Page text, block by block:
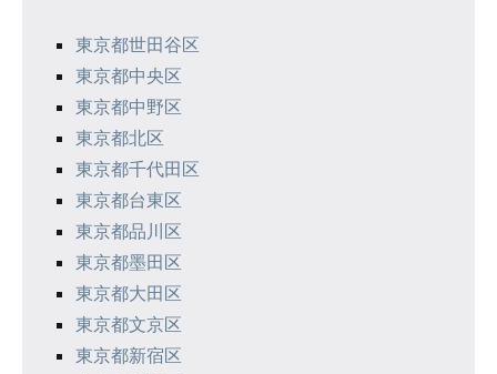
東京都世田谷区
東京都中央区
東京都中野区
東京都北区
東京都千代田区
東京都台東区
東京都品川区
東京都墨田区
東京都大田区
東京都文京区
東京都新宿区